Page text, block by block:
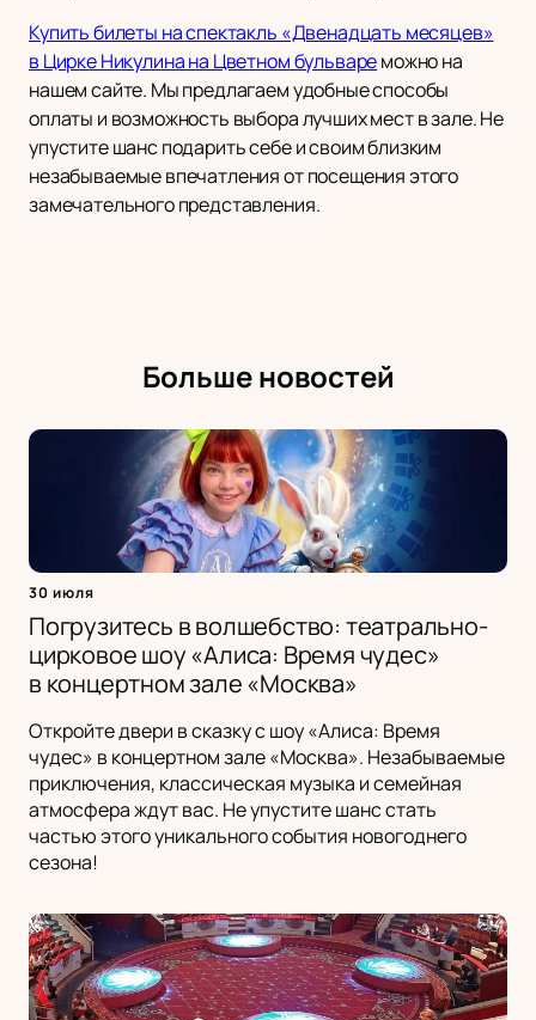
Купить билеты на спектакль «Двенадцать месяцев»
в Цирке Никулина на Цветном бульвареможно на
нашем сайте. Мы предлагаем удобные способы
оплаты и возможность выбора лучших мест в зале. Не
упустите шанс подарить себе и своим близким
незабываемые впечатления от посещения этого
замечательного представления.
Больше новостей
30 июля
Погрузитесь в волшебство: театрально-
цирковое шоу «Алиса: Время чудес»
в концертном зале «Москва»
Откройте двери в сказку с шоу «Алиса: Время
чудес» в концертном зале «Москва». Незабываемые
приключения, классическая музыка и семейная
атмосфера ждут вас. Не упустите шанс стать
частью этого уникального события новогоднего
сезона!